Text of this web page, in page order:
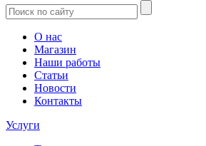
О нас
Магазин
Наши работы
Статьи
Новости
Контакты
Услуги